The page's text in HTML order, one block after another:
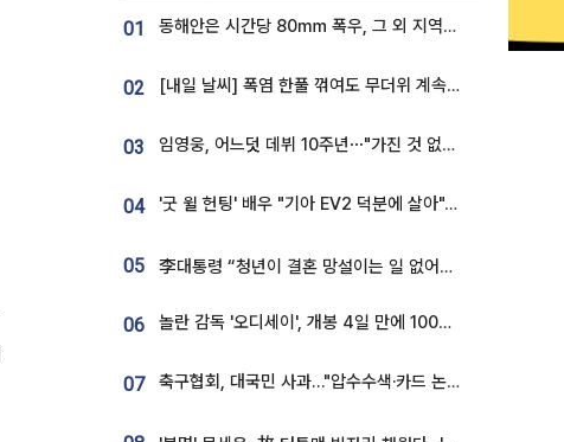
01 동해안은 시간당 80㎜ 폭우, 그 외 지역은 폭염…‘극과 극 날씨’
02 [내일 날씨] 폭염 한풀 꺾여도 무더위 계속⋯동해안 이틀 연속 비
03 임영웅, 어느덧 데뷔 10주년⋯"가진 것 없던 시절, 내 앞엔 20명의 팬뿐"
04 '굿 윌 헌팅' 배우 "기아 EV2 덕분에 살아"…교통사고 후 안전성 극찬
05 李대통령 “청년이 결혼 망설이는 일 없어야...제도상 불이익 조사”
06 놀란 감독 '오디세이', 개봉 4일 만에 100만 돌파⋯'왕사남' 보다 빠르다
07 축구협회, 대국민 사과…"압수수색·카드 논란 사죄, 강도 높은 쇄신"